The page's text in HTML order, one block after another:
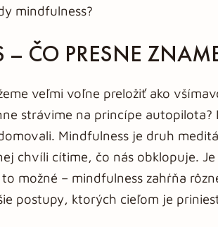
mindfulness?
– ČO PRESNE
veľmi voľne preložiť ako
strávime na princípe autopilota?
Mindfulness je druh
chvíli cítime, čo nás obklopuje.
možné – mindfulness zahŕňa
postupy, ktorých cieľom je